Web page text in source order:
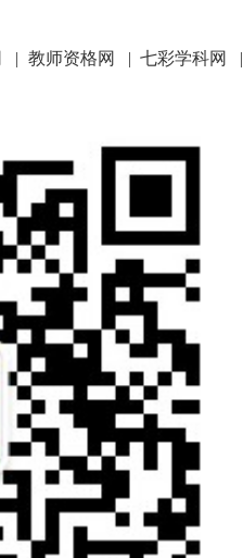
| 教师资格网 | 七彩学科网 |